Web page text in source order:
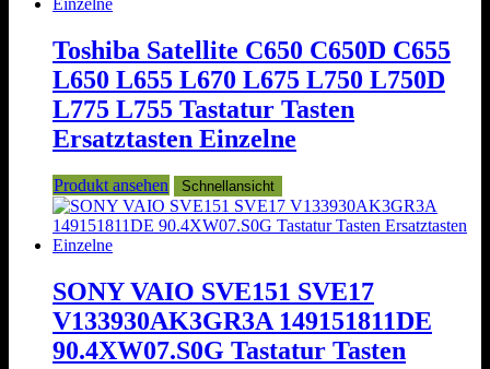
Toshiba Satellite C650 C650D C655
L650 L655 L670 L675 L750 L750D
L775 L755 Tastatur Tasten
Ersatztasten Einzelne
Produkt ansehen Schnellansicht
SONY VAIO SVE151 SVE17
V133930AK3GR3A 149151811DE
90.4XW07.S0G Tastatur Tasten